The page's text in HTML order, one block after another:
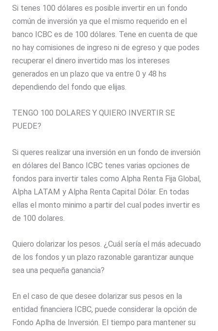
Si tenes 100 dólares es posible invertir en un fondo
común de inversión ya que el mismo requerido en el
banco ICBC es de 100 dólares. Tene en cuenta de que
no hay comisiones de ingreso ni de egreso y que podes
recuperar el dinero invertido mas los intereses
generados en un plazo que va entre 0 y 48 hs
dependiendo del fondo que elijas.
TENGO 100 DOLARES Y QUIERO INVERTIR SE
PUEDE?
Si queres realizar una inversión en un fondo de inversión
en dólares del Banco ICBC tenes varias opciones de
fondos para invertir tales como Alpha Renta Fija Global,
Alpha LATAM y Alpha Renta Capital Dólar. En todas
ellas el monto minimo a partir del cual podes invertir es
de 100 dolares.
Quiero dolarizar los pesos. ¿Cuál sería el más adecuado
de los fondos y un plazo razonable garantizar aunque
sea una pequeña ganancia?
En el caso de que desee dolarizar sus pesos en la
entidad financiera ICBC, puede considerar la opción de
Fondo Aplha de Inversión. El tiempo para mantener su